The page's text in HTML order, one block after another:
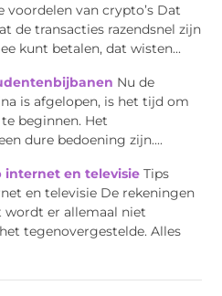
voordelen van crypto’s Dat
de transacties razendsnel zijn
kunt betalen, dat wisten...
Nu de
is afgelopen, is het tijd om
beginnen. Het
dure bedoening zijn....
internet en televisie Tips
en televisie De rekeningen
wordt er allemaal niet
tegenovergestelde. Alles